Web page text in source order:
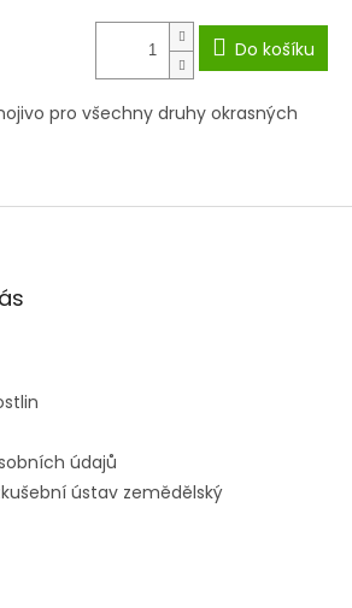
Do košíku
pro všechny druhy okrasných
údajů
ústav zemědělský